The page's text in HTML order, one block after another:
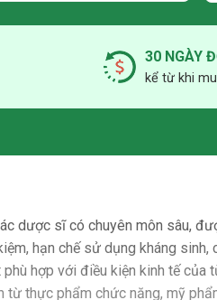
30 NGÀY
kể từ khi
dược sĩ có chuyên môn sâu,
hạn chế sử dụng kháng
hợp với điều kiện kinh tế
từ thực phẩm chức năng, mỹ